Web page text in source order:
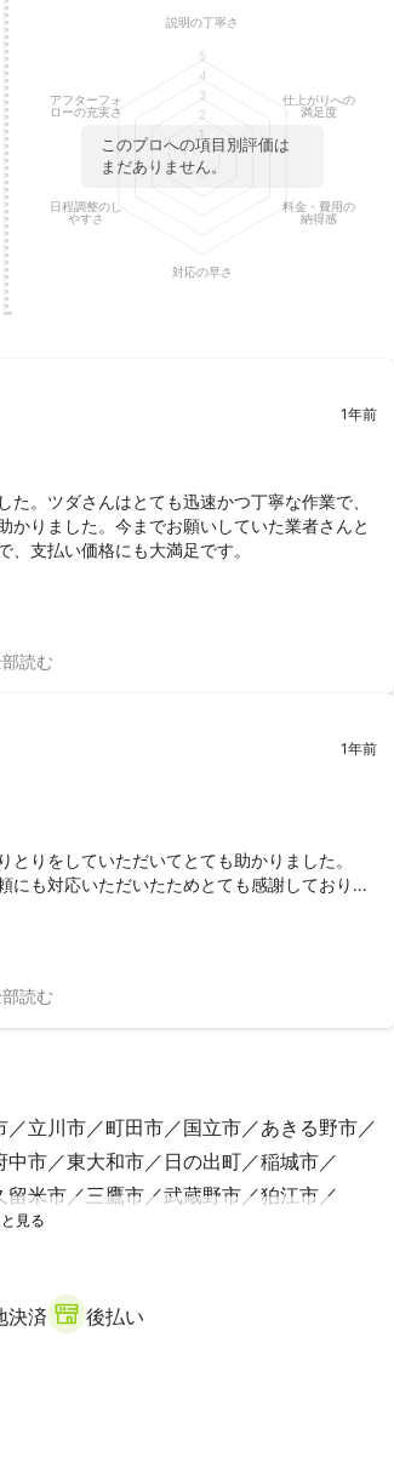
このプロへの項目別評価は
まだありません。
説明の丁寧さ
仕上がりへの
満足度
料金・費用の
納得感
対応の早さ
日程調整のし
やすさ
アフターフォ
ローの充実さ
1
2
3
4
5
1年前
。ツダさんはとても迅速かつ丁寧な作業で、
かりました。今までお願いしていた業者さんと
支払い価格にも大満足です。
1年前
りをしていただいてとても助かりました。
にも対応いただいたためとても感謝しておりま
立川市 町田市 国立市
あきる野市
中市 東大和市 日の出町
稲城市
留米市 三鷹市 武蔵野市
狛江市
海老名市
決済 後払い